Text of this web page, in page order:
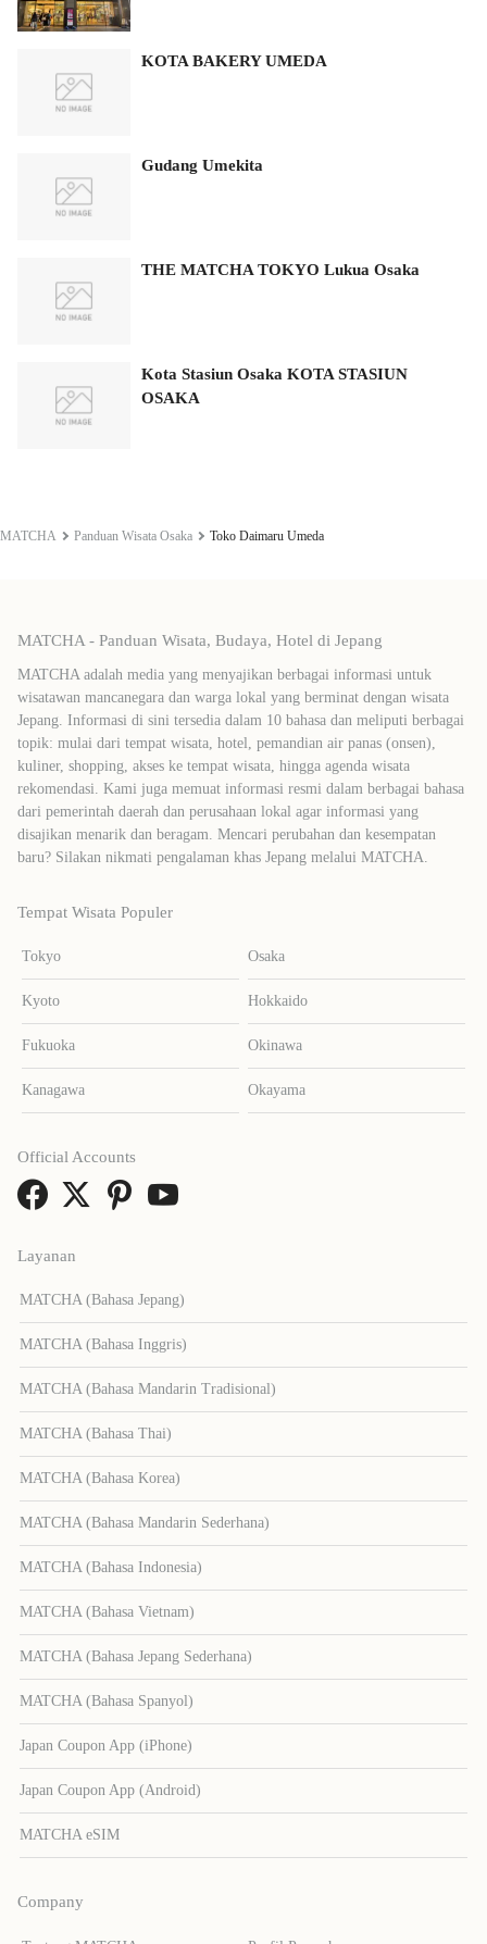
KOTA BAKERY UMEDA
Gudang Umekita
THE MATCHA TOKYO Lukua Osaka
Kota Stasiun Osaka KOTA STASIUN
OSAKA
MATCHA Panduan Wisata Osaka Toko Daimaru Umeda
MATCHA - Panduan Wisata, Budaya, Hotel di Jepang
MATCHA adalah media yang menyajikan berbagai informasi untuk
wisatawan mancanegara dan warga lokal yang berminat dengan wisata
Jepang. Informasi di sini tersedia dalam 10 bahasa dan meliputi berbagai
topik: mulai dari tempat wisata, hotel, pemandian air panas (onsen),
kuliner, shopping, akses ke tempat wisata, hingga agenda wisata
rekomendasi. Kami juga memuat informasi resmi dalam berbagai bahasa
dari pemerintah daerah dan perusahaan lokal agar informasi yang
disajikan menarik dan beragam. Mencari perubahan dan kesempatan
baru? Silakan nikmati pengalaman khas Jepang melalui MATCHA.
Tempat Wisata Populer
Tokyo Osaka
Kyoto Hokkaido
Fukuoka Okinawa
Kanagawa Okayama
Layanan
MATCHA (Bahasa Jepang)
MATCHA (Bahasa Inggris)
MATCHA (Bahasa Mandarin Tradisional)
MATCHA (Bahasa Thai)
MATCHA (Bahasa Korea)
MATCHA (Bahasa Mandarin Sederhana)
MATCHA (Bahasa Indonesia)
MATCHA (Bahasa Vietnam)
MATCHA (Bahasa Jepang Sederhana)
MATCHA (Bahasa Spanyol)
Japan Coupon App (iPhone)
Japan Coupon App (Android)
MATCHA eSIM
Company
Official Accounts